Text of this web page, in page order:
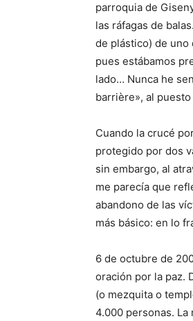
parroquia de
las ráfagas de
de plástico) de uno
pues estábamos
lado… Nunca he
barrière», al
Cuando la crucé
protegido por dos
sin embargo, al
me parecía que
abandono de las
más básico: en lo
6 de octubre de
oración por la paz.
(o mezquita o
4.000 personas.